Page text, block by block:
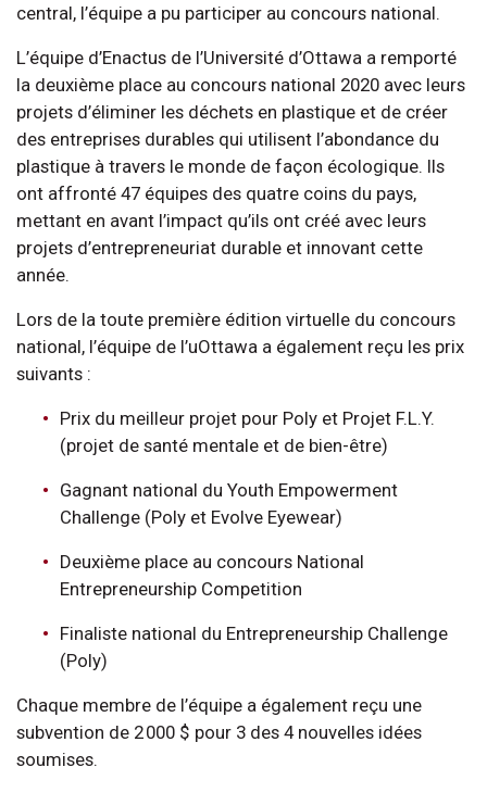
central, l’équipe a pu participer au concours national.
L’équipe d’Enactus de l’Université d’Ottawa a remporté
la deuxième place au concours national 2020 avec leurs
projets d’éliminer les déchets en plastique et de créer
des entreprises durables qui utilisent l’abondance du
plastique à travers le monde de façon écologique. Ils
ont affronté 47 équipes des quatre coins du pays,
mettant en avant l’impact qu’ils ont créé avec leurs
projets d’entrepreneuriat durable et innovant cette
année.
Lors de la toute première édition virtuelle du concours
national, l’équipe de l’uOttawa a également reçu les prix
suivants :
Prix du meilleur projet pour Poly et Projet F.L.Y.
(projet de santé mentale et de bien-être)
Gagnant national du Youth Empowerment
Challenge (Poly et Evolve Eyewear)
Deuxième place au concours National
Entrepreneurship Competition
Finaliste national du Entrepreneurship Challenge
(Poly)
Chaque membre de l’équipe a également reçu une
subvention de 2 000 $ pour 3 des 4 nouvelles idées
soumises.